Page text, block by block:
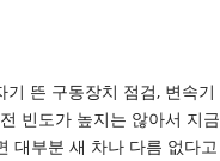
뜬 구동장치 점검, 변속기
빈도가 높지는 않아서 지금
대부분 새 차나 다름 없다고